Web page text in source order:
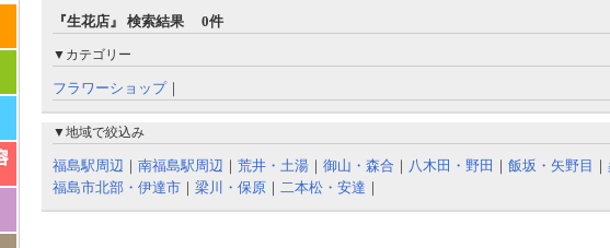
『生花店』 検索結果 0件
▼カテゴリー
フラワーショップ｜
▼地域で絞込み
福島駅周辺 ｜ 南福島駅周辺 ｜ 荒井・土湯 ｜ 御山・森合 ｜ 八木田・野田 ｜ 飯坂・矢野目 ｜
福島市北部・伊達市 ｜ 梁川・保原 ｜ 二本松・安達 ｜